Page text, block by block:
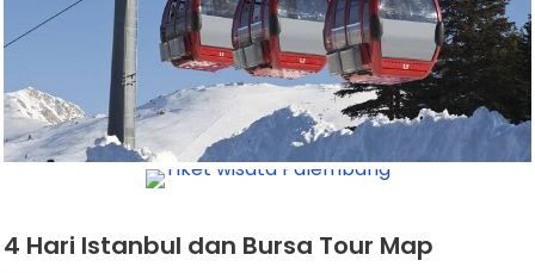
4 Hari Istanbul dan Bursa Tour Map